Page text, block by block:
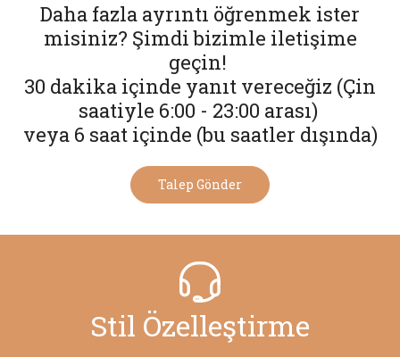
Daha fazla ayrıntı öğrenmek ister
misiniz? Şimdi bizimle iletişime
geçin!
30 dakika içinde yanıt vereceğiz (Çin
saatiyle 6:00 - 23:00 arası)
veya 6 saat içinde (bu saatler dışında)
Talep Gönder
Stil Özelleştirme